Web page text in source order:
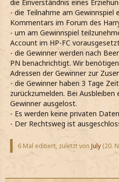
die Einverständnis eines
- die Teilnahme am Gewinnspiel
Kommentars im Forum des
- um am Gewinnspiel
Account im HP-FC
- die Gewinner werden nach
PN benachrichtigt. Wir
Adressen der Gewinner zur
- die Gewinner haben 3 Tage
zurückzumelden. Bei
Gewinner ausgelost.
- Es werden keine privaten
- Der Rechtsweg ist
6 Mal editiert, zuletzt von July (20.